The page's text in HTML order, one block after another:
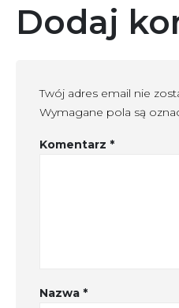
Dodaj
Twój adres email nie
Wymagane pola są
Komentarz *
Nazwa *